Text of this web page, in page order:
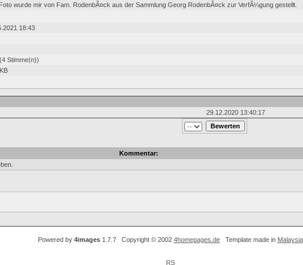
wurde mir von Fam. RodenbÃ¤ck aus der Sammlung Georg RodenbÃ¤ck zur VerfÃ¼gung gestellt.
18:43
Stimme(n))
29.12.2020 13:40:17
Kommentar:
Powered by 4images1.7.7 Copyright © 2002 4homepages.deTemplate made in Malaysia